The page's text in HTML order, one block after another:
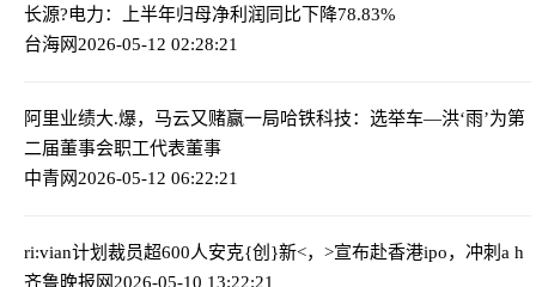
长源?电力：上半年归母净利润同比下降78.83%
台海网2026-05-12 02:28:21
阿里业绩大.爆，马云又赌赢一局哈铁科技：选举车—洪‘雨’为第
二届董事会职工代表董事
中青网2026-05-12 06:22:21
ri:vian计划裁员超600人安克{创}新<，>宣布赴香港ipo，冲刺a h
齐鲁晚报网2026-05-10 13:22:21